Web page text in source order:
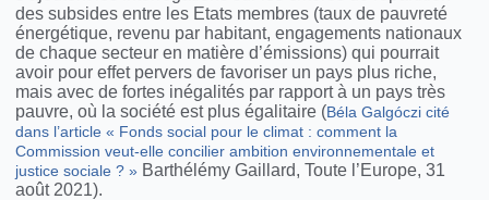
des subsides entre les Etats membres (taux de pauvreté
énergétique, revenu par habitant, engagements nationaux
de chaque secteur en matière d’émissions) qui pourrait
avoir pour effet pervers de favoriser un pays plus riche,
mais avec de fortes inégalités par rapport à un pays très
pauvre, où la société est plus égalitaire (Béla Galgóczi cité
dans l’article « Fonds social pour le climat : comment la
Commission veut-elle concilier ambition environnementale et
justice sociale ? » Barthélémy Gaillard, Toute l’Europe, 31
août 2021).